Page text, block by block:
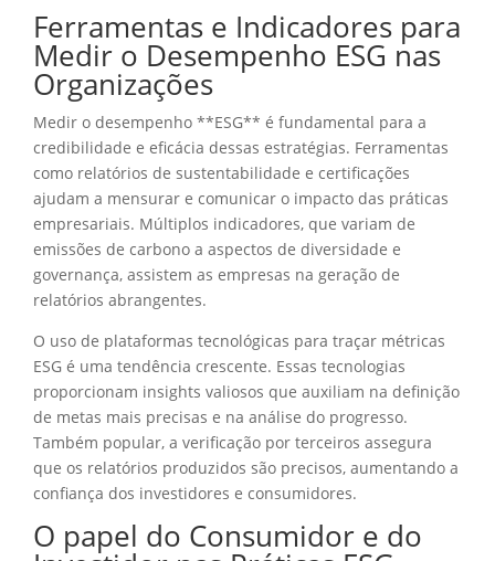
Ferramentas e Indicadores para
Medir o Desempenho ESG nas
Organizações
Medir o desempenho **ESG** é fundamental para a
credibilidade e eficácia dessas estratégias. Ferramentas
como relatórios de sustentabilidade e certificações
ajudam a mensurar e comunicar o impacto das práticas
empresariais. Múltiplos indicadores, que variam de
emissões de carbono a aspectos de diversidade e
governança, assistem as empresas na geração de
relatórios abrangentes.
O uso de plataformas tecnológicas para traçar métricas
ESG é uma tendência crescente. Essas tecnologias
proporcionam insights valiosos que auxiliam na definição
de metas mais precisas e na análise do progresso.
Também popular, a verificação por terceiros assegura
que os relatórios produzidos são precisos, aumentando a
confiança dos investidores e consumidores.
O papel do Consumidor e do